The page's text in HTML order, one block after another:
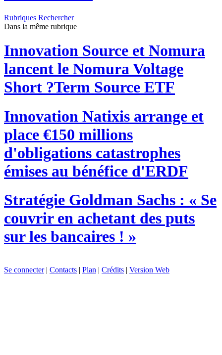
Rubriques Rechercher
Dans la même rubrique
Innovation Source et Nomura
lancent le Nomura Voltage
Short ?Term Source ETF
Innovation Natixis arrange et
place €150 millions
d'obligations catastrophes
émises au bénéfice d'ERDF
Stratégie Goldman Sachs : « Se
couvrir en achetant des puts
sur les bancaires ! »
Se connecter| Contacts | Plan | Crédits | Version Web